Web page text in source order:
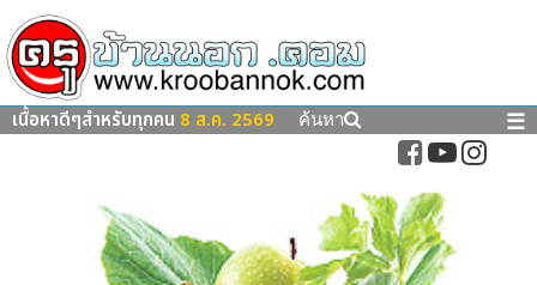
เนื้อหาดีๆสำหรับทุกคน 8 ส.ค. 2569 ค้นหา ☰